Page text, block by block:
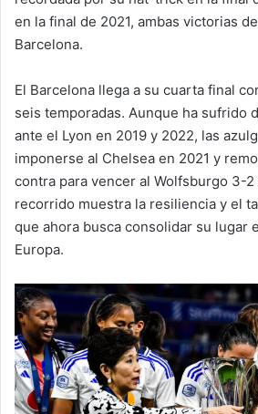
en la final de 2021, ambas victorias
Barcelona.
El Barcelona llega a su cuarta final
seis temporadas. Aunque ha sufrido
ante el Lyon en 2019 y 2022, las
imponerse al Chelsea en 2021 y
contra para vencer al Wolfsburgo 3-2
recorrido muestra la resiliencia y el
que ahora busca consolidar su lugar
Europa.